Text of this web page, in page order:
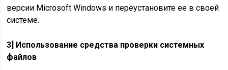
версии Microsoft Windows и переустановите ее в своей
системе.
3] Использование средства проверки системных
файлов